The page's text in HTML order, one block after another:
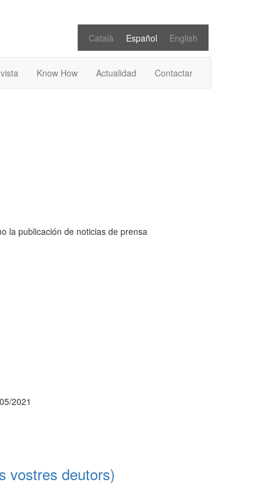
Català Español English
Know How Actualidad Contactar
la publicación de noticias de prensa
2021
vostres deutors)